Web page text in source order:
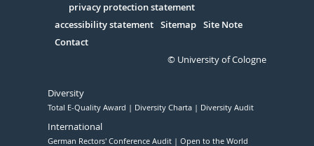
Serivce
privacy protection statement
accessibility statement Sitemap Site Note
Contact
© University of Cologne
Diversity
Total E-Quality Award Diversity Charta Diversity Audit
International
German Rectors' Conference Audit Open to the World